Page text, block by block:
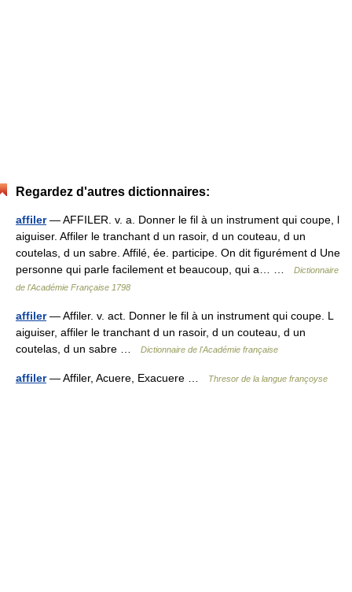
Regardez d'autres dictionnaires:
affiler— AFFILER. v. a. Donner le fil à un instrument qui coupe, l
aiguiser. Affiler le tranchant d un rasoir, d un couteau, d un
coutelas, d un sabre. Affilé, ée. participe. On dit figurément d Une
personne qui parle facilement et beaucoup, qui a… …
Dictionnaire
de l'Académie Française 1798
affiler— Affiler. v. act. Donner le fil à un instrument qui coupe. L
aiguiser, affiler le tranchant d un rasoir, d un couteau, d un
coutelas, d un sabre …
Dictionnaire de l'Académie française
affiler— Affiler, Acuere, Exacuere … Thresor de la langue françoyse